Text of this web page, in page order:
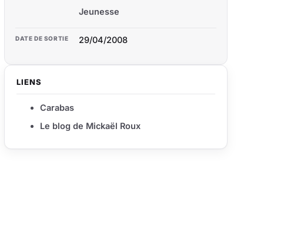
Jeunesse
DATE DE SORTIE 29/04/2008
LIENS
Carabas
Le blog de Mickaël Roux